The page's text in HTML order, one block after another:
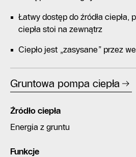
Łatwy dostęp do źródła ciepła,
ciepła stoi na zewnątrz
Ciepło jest „zasysane” przez
Gruntowa pompa ciepła
Źródło ciepła
Energia z gruntu
Funkcje